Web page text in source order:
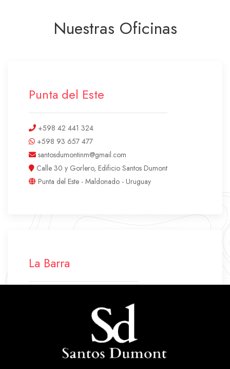
Nuestras Oficinas
Punta del Este
+598 42 441 324
+598 93 657 477
santosdumontinm@gmail.com
Calle 30 y Gorlero, Edificio Santos Dumont
Punta del Este - Maldonado - Uruguay
La Barra
+598 94 640 045
labarra.santosdumont@gmail.com
Ruta 10 Parada 43
La Barra - Maldonado - Uruguay